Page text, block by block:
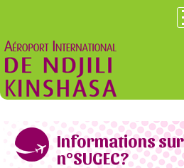
Informations
n°SUGEC?